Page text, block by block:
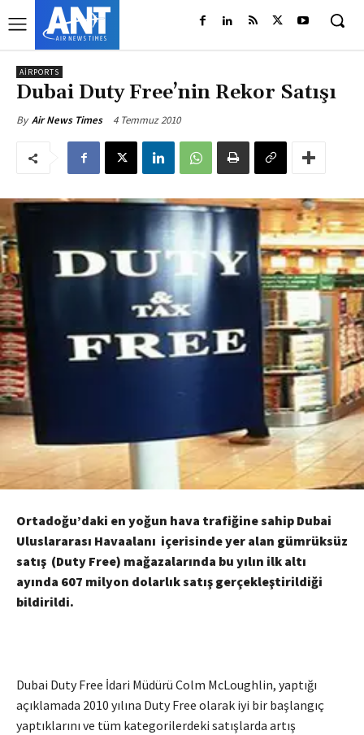
AIRPORTS
Dubai Duty Free’nin Rekor Satışı
By Air News Times 4 Temmuz 2010
Ortadoğu’daki en yoğun hava trafiğine sahip Dubai
Uluslararası Havaalanı içerisinde yer alan gümrüksüz
satış (Duty Free) mağazalarında bu yılın ilk altı
ayında 607 milyon dolarlık satış gerçekleştirildiği
bildirildi.
Dubai Duty Free İdari Müdürü Colm McLoughlin, yaptığı
açıklamada 2010 yılına Duty Free olarak iyi bir başlangıç
yaptıklarını ve tüm kategorilerdeki satışlarda artış